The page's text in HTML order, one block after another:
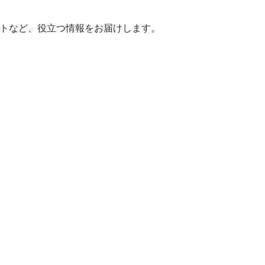
ど、役立つ情報をお届けします。